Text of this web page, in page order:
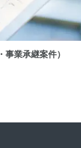
業承継案件）